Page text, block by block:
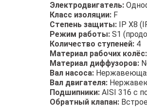
Электродвигатель:
Класс изоляции: F
Степень защиты: IP X8
Режим работы: S1
Количество ступеней: 4
Материал рабочих колёс:
Материал диффузоров:
Вал насоса:
Вал двигателя:
Подшипники: AISI 316 с
Обратный клапан: